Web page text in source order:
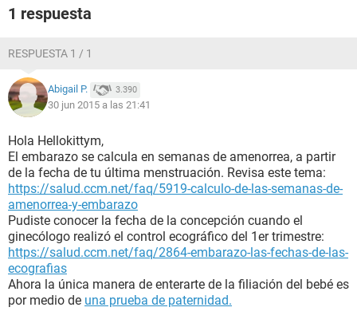
1 respuesta
RESPUESTA 1 / 1
Abigail P. 3.390
30 jun 2015 a las 21:41
Hola Hellokittym,
El embarazo se calcula en semanas de amenorrea, a partir
de la fecha de tu última menstruación. Revisa este tema:
https://salud.ccm.net/faq/5919-calculo-de-las-semanas-de-
amenorrea-y-embarazo
Pudiste conocer la fecha de la concepción cuando el
ginecólogo realizó el control ecográfico del 1er trimestre:
https://salud.ccm.net/faq/2864-embarazo-las-fechas-de-las-
ecografias
Ahora la única manera de enterarte de la filiación del bebé es
por medio de una prueba de paternidad.